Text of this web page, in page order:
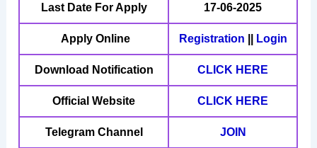
Last Date For Apply 17-06-2025
Apply Online Registration Login
Download Notification CLICK HERE
Official Website CLICK HERE
Telegram Channel JOIN